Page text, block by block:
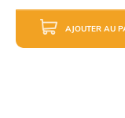
AJOUTER AU